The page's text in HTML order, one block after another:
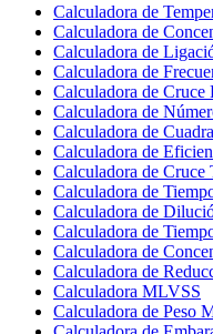
Calculadora de
Calculadora de
Calculadora de
Calculadora de
Calculadora de
Calculadora de
Calculadora de
Calculadora de
Calculadora de Cruce
Calculadora de
Calculadora de
Calculadora de
Calculadora de
Calculadora de
Calculadora MLVSS
Calculadora de Peso